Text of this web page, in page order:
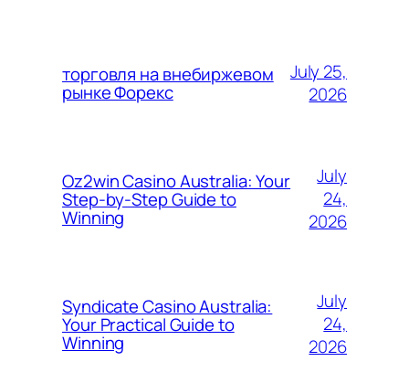
торговля на внебиржевом
рынке Форекс
July 25,
2026
Oz2win Casino Australia: Your
Step-by-Step Guide to
Winning
July
24,
2026
Syndicate Casino Australia:
Your Practical Guide to
Winning
July
24,
2026